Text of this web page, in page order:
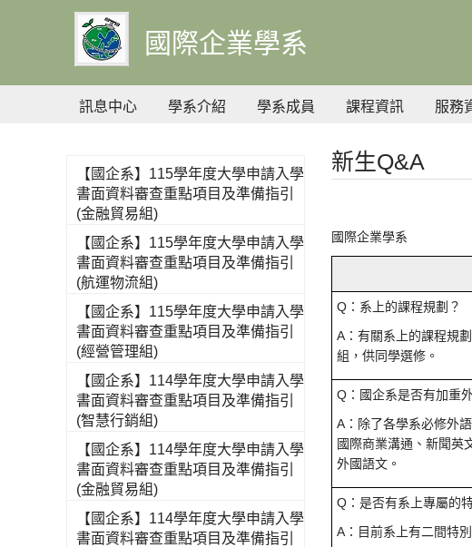
主
要
內
容
國際企業學系
訊息中心 學系介紹 學系成員 課程資訊 服務
新生Q&A
國際企業學系
Q：系上的課程規劃？
A：有關系上的課程規
組，供同學選修。
Q：國企系是否有加重
A：除了各學系必修外
國際商業溝通、新聞英
外國語文。
Q：是否有系上專屬的
A：目前系上有二間特
【國企系】115學年度大學申請入學
書面資料審查重點項目及準備指引
(金融貿易組)
【國企系】115學年度大學申請入學
書面資料審查重點項目及準備指引
(航運物流組)
【國企系】115學年度大學申請入學
書面資料審查重點項目及準備指引
(經營管理組)
【國企系】114學年度大學申請入學
書面資料審查重點項目及準備指引
(智慧行銷組)
【國企系】114學年度大學申請入學
書面資料審查重點項目及準備指引
(金融貿易組)
【國企系】114學年度大學申請入學
書面資料審查重點項目及準備指引